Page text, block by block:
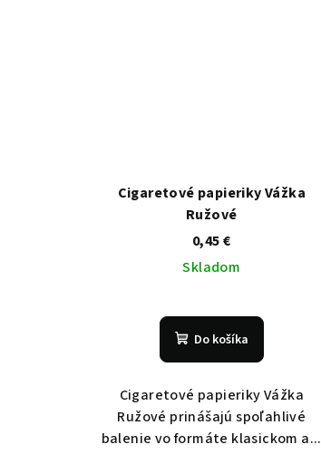
Cigaretové papieriky Vážka
Ružové
0,45 €
Skladom
Do košíka
Cigaretové papieriky Vážka
Ružové prinášajú spoľahlivé
balenie vo formáte klasickom a...